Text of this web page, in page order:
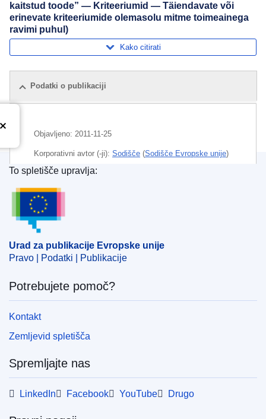
kaitstud toode” — Kriteeriumid — Täiendavate või
erinevate kriteeriumide olemasolu mitme toimeainega
ravimi puhul)
Kako citirati
Podatki o publikaciji
Objavljeno: 2011-11-25
Korporativni avtor (-ji): Sodišče (Sodišče Evropske unije)
,Združeno kraljestvo
CELEX : 62011CB0006
OJ : JOC_2012_073_R_0010_02
Urad za publikacije Evropske unije
To spletišče upravlja:
Urad za publikacije Evropske unije
Pravo | Podatki | Publikacije
Potrebujete pomoč?
Kontakt
Zemljevid spletišča
Spremljajte nas
LinkedIn Facebook YouTube Drugo